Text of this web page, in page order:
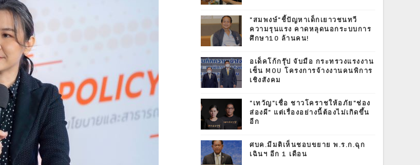
"สมพงษ์"ชี้ปัญหาเด็กเยาวชนทวี
ความรุนแรง คาดหลุดนอกระบบการ
ศึกษา10 ล้านคน!
อเด็คโก้กรุ๊ป จับมือ กระทรวงแรงงาน
เซ็น MOU โครงการจ้างงานคนพิการ
เชิงสังคม
"เทวัญ"เชื่อ ชาวโคราชให้อภัย"ช่อง
ส่องผี" แต่เรื่องอย่างนี้ต้องไม่เกิดขึ้น
อีก
ศบค.มีมติเห็นชอบขยาย พ.ร.ก.ฉุก
เฉินฯ อีก 1 เดือน